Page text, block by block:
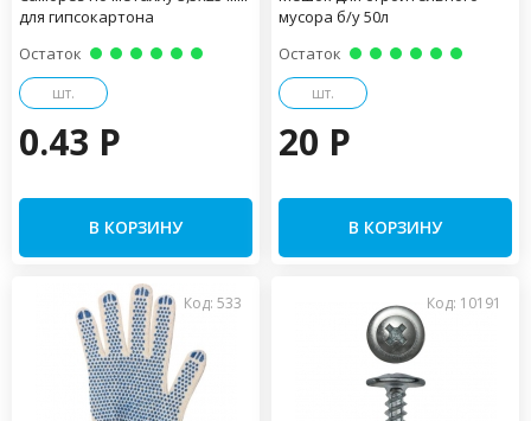
для гипсокартона
Остаток
шт.
0.43 P
В КОРЗИНУ
мусора б/у 50л
Остаток
шт.
20 P
В КОРЗИНУ
Код: 533 Код: 10191